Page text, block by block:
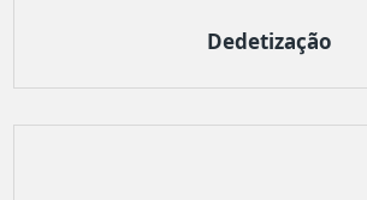
Dedetização